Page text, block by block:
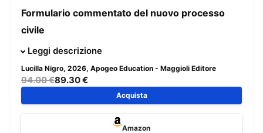
Formulario commentato del nuovo processo
civile
Giunto all’VIII edizione, il Formulario commentato del
operativo indispensabile per il professionista che deve
affrontare il processo civile alla luce delle più recenti
riforme.
aggiornato al Decreto Giustizia (D.L. 117/2025,
Leggi descrizione
Lucilla Nigro, 2026, Apogeo Education - Maggioli Editore
94.00 €89.30 €
Acquista
Amazon